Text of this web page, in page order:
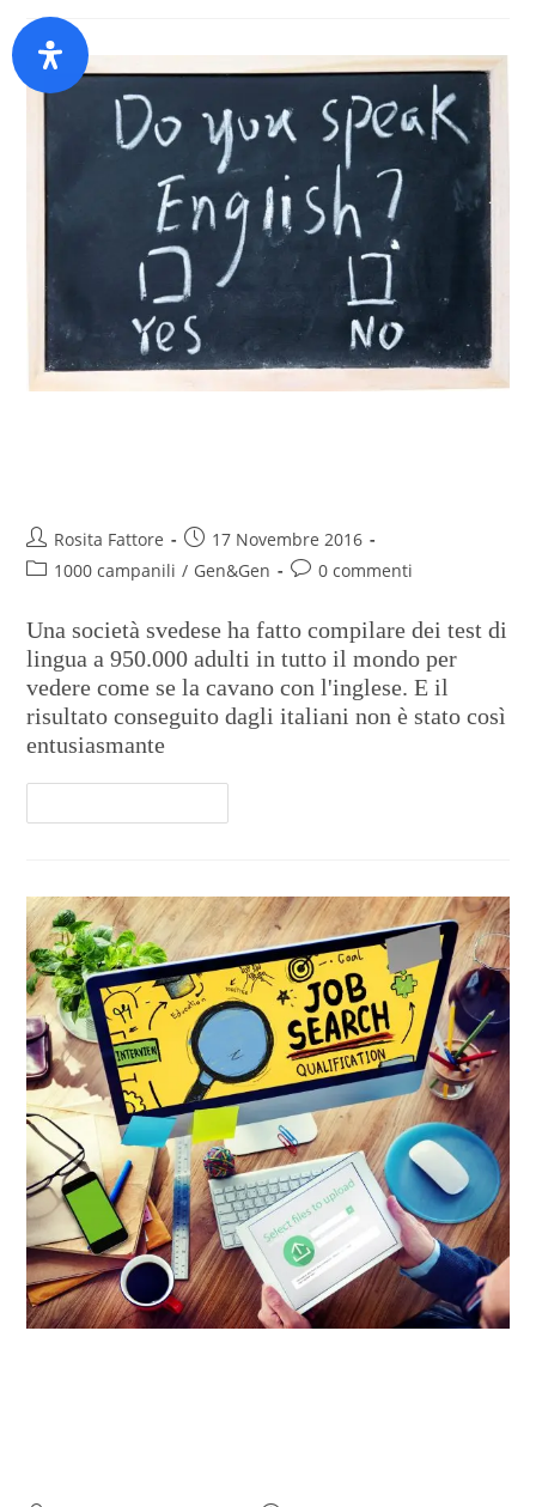
Rosita Fattore
17 Novembre 2016
1000 campanili / Gen&Gen 0 commenti
Una società svedese ha fatto compilare dei test di
lingua a 950.000 adulti in tutto il mondo per
vedere come se la cavano con l'inglese. E il
risultato conseguito dagli italiani non è stato così
entusiasmante